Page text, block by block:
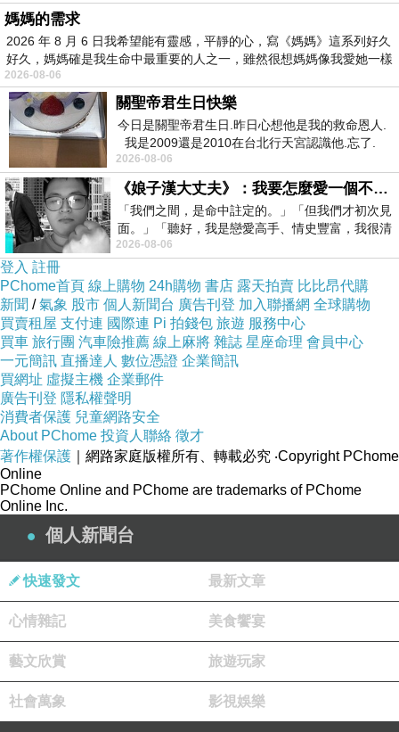
媽媽的需求
2026 年 8 月 6 日我希望能有靈感，平靜的心，寫《媽媽》這系列好久
好久，媽媽確是我生命中最重要的人之一，雖然很想媽媽像我愛她一樣
2026-08-06
關聖帝君生日快樂
今日是關聖帝君生日.昨日心想他是我的救命恩人.
我是2009還是2010在台北行天宮認識他.忘了.
一個奇摩交友的網友學
2026-08-06
《娘子漢大丈夫》：我要怎麼愛一個不存在的人？
「我們之間，是命中註定的。」「但我們才初次見
面。」「聽好，我是戀愛高手、情史豐富，我很清
楚這種感覺，你我之間的那種感覺，現
2026-08-06
登入 註冊
PChome首頁 線上購物 24h購物 書店 露天拍賣 比比昂代購
新聞 /氣象 股市 個人新聞台 廣告刊登 加入聯播網 全球購物
買賣租屋 支付連 國際連 Pi 拍錢包 旅遊 服務中心
買車 旅行團 汽車險推薦 線上麻將 雜誌 星座命理 會員中心
一元簡訊 直播達人 數位憑證 企業簡訊
買網址 虛擬主機 企業郵件
廣告刊登 隱私權聲明
消費者保護 兒童網路安全
About PChome 投資人聯絡 徵才
著作權保護 ｜網路家庭版權所有、轉載必究 ‧Copyright PChome
Online
PChome Online and PChome are trademarks of PChome
Online Inc.
個人新聞台
快速發文 最新文章
心情雜記 美食饗宴
藝文欣賞 旅遊玩家
社會萬象 影視娛樂